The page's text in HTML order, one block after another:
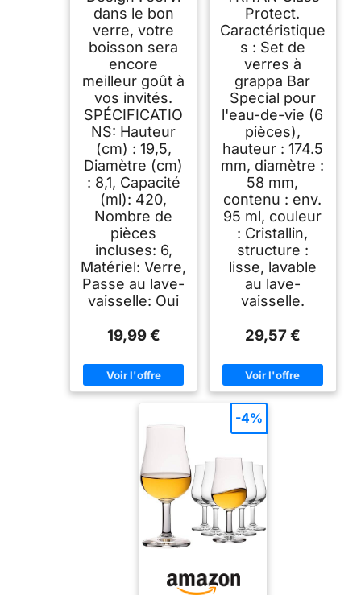
dans le bon
verre, votre
boisson sera
encore
meilleur goût à
vos invités.
SPÉCIFICATIO
NS: Hauteur
(cm) : 19,5,
Diamètre (cm)
: 8,1, Capacité
(ml): 420,
Nombre de
pièces
incluses: 6,
Matériel: Verre,
Passe au lave-
vaisselle: Oui
19,99 €
Protect.
Caractéristique
s : Set de
verres à
grappa Bar
Special pour
l'eau-de-vie (6
pièces),
hauteur : 174.5
mm, diamètre :
58 mm,
contenu : env.
95 ml, couleur
: Cristallin,
structure :
lisse, lavable
au lave-
vaisselle.
29,57 €
-4%